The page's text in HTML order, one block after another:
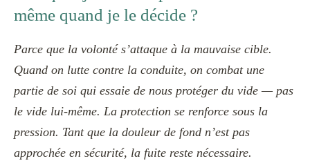
même quand je le décide ?
Parce que la volonté s’attaque à la mauvaise cible.
Quand on lutte contre la conduite, on combat une
partie de soi qui essaie de nous protéger du vide — pas
le vide lui-même. La protection se renforce sous la
pression. Tant que la douleur de fond n’est pas
approchée en sécurité, la fuite reste nécessaire.